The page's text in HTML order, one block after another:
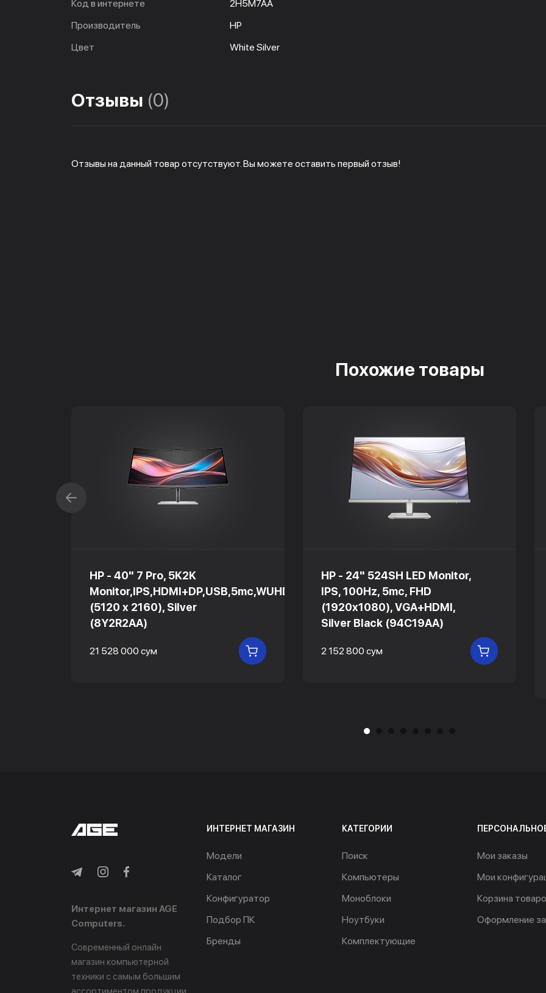
Код в интернете
2H5M7AA
Производитель
HP
Цвет
White Silver
Отзывы (0)
Отзывы на данный товар отсутствуют. Вы можете оставить первый отзыв!
Похожие товары
HP - 40" 7 Pro, 5K2K
Monitor,IPS,HDMI+DP,USB,5mc,WUHD
(5120 x 2160), Silver
(8Y2R2AA)
21 528 000 сум В КОРЗИНУ
HP - 24" 524SH LED Monitor,
IPS, 100Hz, 5mc, FHD
(1920x1080), VGA+HDMI,
Silver Black (94C19AA)
2 152 800 сум В КОРЗИНУ
Интернет магазин AGE
Computers.
Современный онлайн
магазин компьютерной
техники с самым большим
ИНТЕРНЕТ МАГАЗИН
Модели
Каталог
Конфигуратор
Подбор ПК
Бренды
КАТЕГОРИИ
Поиск
Компьютеры
Моноблоки
Ноутбуки
Комплектующие
Мои заказы
Мои
Корзина
Оформление